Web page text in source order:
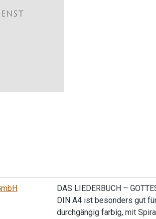
DAS LIEDERBUCH –
DIN A4 ist besonders gut
durchgängig farbig, mit